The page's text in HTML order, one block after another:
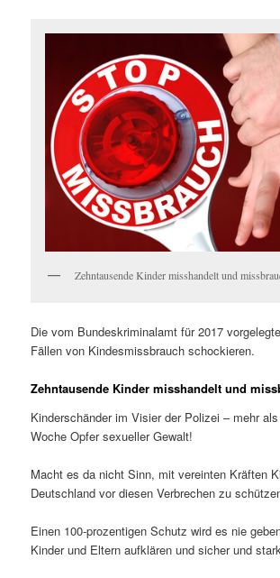
Zehntausende Kinder misshandelt und
Die vom Bundeskriminalamt für 2017
Fällen von Kindesmissbrauch schockieren.
Zehntausende Kinder misshandelt und
Kinderschänder im Visier der Polizei – mehr
Woche Opfer sexueller Gewalt!
Macht es da nicht Sinn, mit vereinten Kräften
Deutschland vor diesen Verbrechen zu
Einen 100-prozentigen Schutz wird es nie
Kinder und Eltern aufklären und sicher und